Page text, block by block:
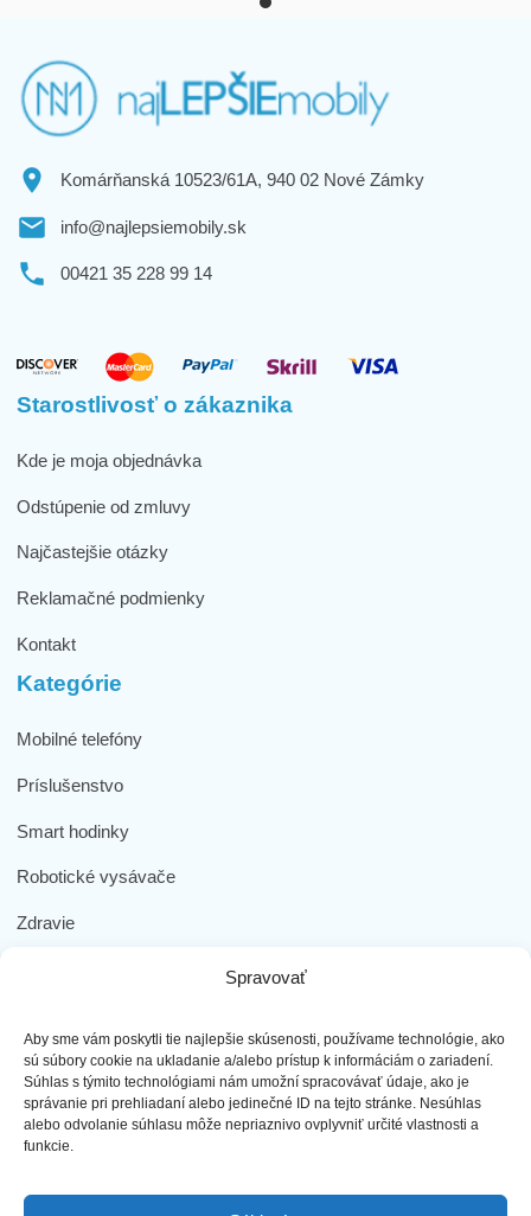
Spravovať
Aby sme vám poskytli tie najlepšie skúsenosti, používame technológie, ako
sú súbory cookie na ukladanie a/alebo prístup k informáciám o zariadení.
Súhlas s týmito technológiami nám umožní spracovávať údaje, ako je
správanie pri prehliadaní alebo jedinečné ID na tejto stránke. Nesúhlas
alebo odvolanie súhlasu môže nepriaznivo ovplyvniť určité vlastnosti a
funkcie.
Komárňanská 10523/61A, 940 02 Nové Zámky
info@najlepsiemobily.sk
00421 35 228 99 14
Starostlivosť o zákaznika
Kde je moja objednávka
Odstúpenie od zmluvy
Najčastejšie otázky
Reklamačné podmienky
Kontakt
Kategórie
Mobilné telefóny
Príslušenstvo
Smart hodinky
Robotické vysávače
Zdravie
Dôležité odkazy
Obchodné podmienky
Ochrana osobných údajov
Doprava a platba